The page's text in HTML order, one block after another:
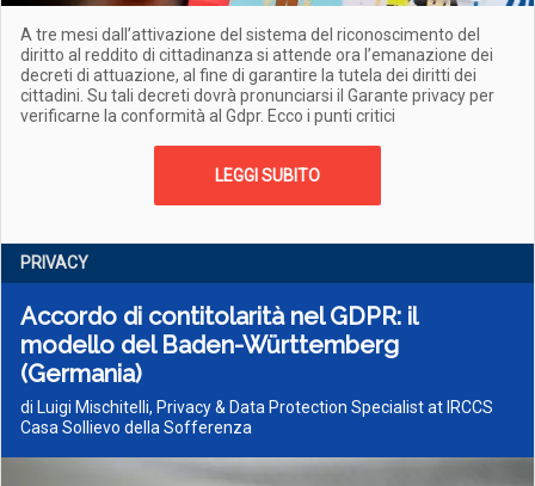
A tre mesi dall’attivazione del sistema del riconoscimento del
diritto al reddito di cittadinanza si attende ora l’emanazione dei
decreti di attuazione, al fine di garantire la tutela dei diritti dei
cittadini. Su tali decreti dovrà pronunciarsi il Garante privacy per
verificarne la conformità al Gdpr. Ecco i punti critici
LEGGI SUBITO
PRIVACY
Accordo di contitolarità nel GDPR: il
modello del Baden-Württemberg
(Germania)
di Luigi Mischitelli, Privacy & Data Protection Specialist at IRCCS
Casa Sollievo della Sofferenza